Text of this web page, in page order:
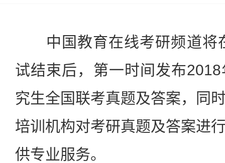
中国教育在线考研频道将
试结束后，第一时间发布
究生全国联考真题及答案，同
培训机构对考研真题及答案进
供专业服务。